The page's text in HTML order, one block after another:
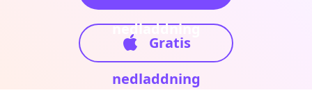
nedladdning
Gratis
nedladdning